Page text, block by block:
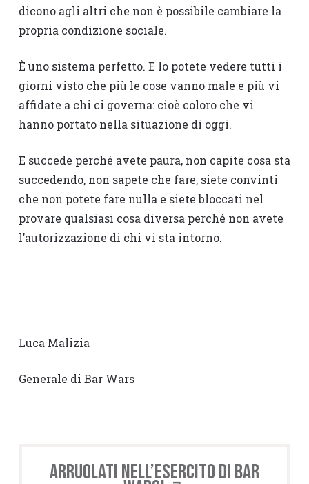
dicono agli altri che non è possibile cambiare la
propria condizione sociale.
È uno sistema perfetto. E lo potete vedere tutti i
giorni visto che più le cose vanno male e più vi
affidate a chi ci governa: cioè coloro che vi
hanno portato nella situazione di oggi.
E succede perché avete paura, non capite cosa sta
succedendo, non sapete che fare, siete convinti
che non potete fare nulla e siete bloccati nel
provare qualsiasi cosa diversa perché non avete
l’autorizzazione di chi vi sta intorno.
Luca Malizia
Generale di Bar Wars
Arruolati nell’esercito di BAR